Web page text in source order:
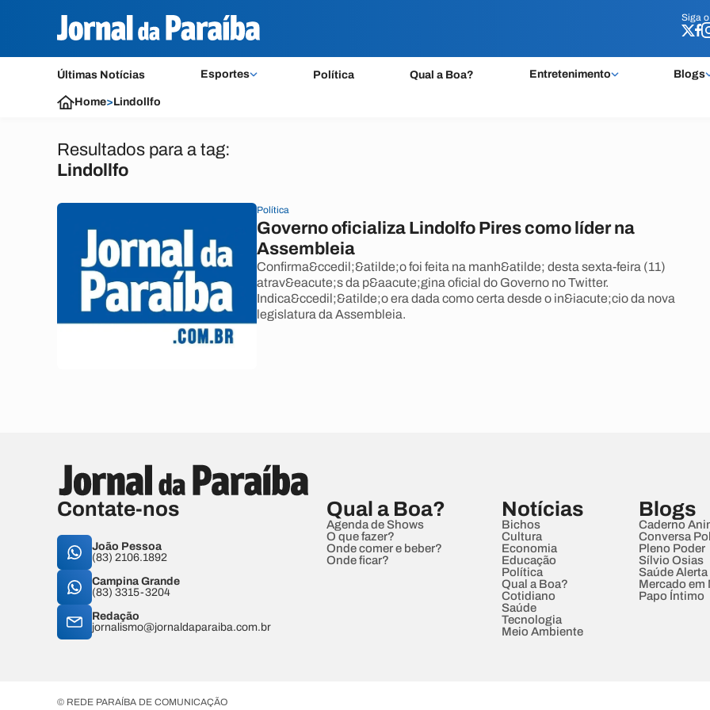
Siga o
Últimas Notícias Esportes Política Qual a Boa? Entretenimento Blogs
Siga o
Home>Lindollfo
Resultados para a tag:
Lindollfo
Política
Governo oficializa Lindolfo Pires como líder na
Assembleia
Confirma&ccedil;&atilde;o foi feita na manh&atilde; desta sexta-feira (11)
atrav&eacute;s da p&aacute;gina oficial do Governo no Twitter.
Indica&ccedil;&atilde;o era dada como certa desde o in&iacute;cio da nova
legislatura da Assembleia.
Contate-nos
João Pessoa
(83) 2106.1892
Campina Grande
(83) 3315-3204
Redação
jornalismo@jornaldaparaiba.com.br
Qual a Boa?
Agenda de Shows
O que fazer?
Onde comer e beber?
Onde ficar?
Notícias
Bichos
Cultura
Economia
Educação
Política
Qual a Boa?
Cotidiano
Saúde
Tecnologia
Meio Ambiente
Blogs
Caderno
Conversa
Pleno Poder
Sílvio Osias
Saúde Alerta
Mercado em
Papo Íntimo
© REDE PARAÍBA DE COMUNICAÇÃO